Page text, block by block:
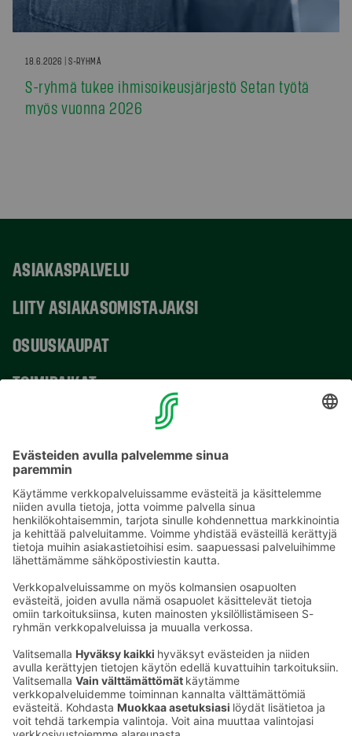
18.6.2026 | S-RYHMÄ
S-ryhmä tukee ihmisoikeusjärjestö Setan työtä
myös vuonna 2026
ASIAKASPALVELU
LIITY ASIAKASOMISTAJAKSI
OSUUSKAUPAT
TOIMIPAIKAT
Sähköpostiosoitteet S-ryhmässä ovat muotoa
etunimi.sukunimi@sok.fi
Seuraa meitä: